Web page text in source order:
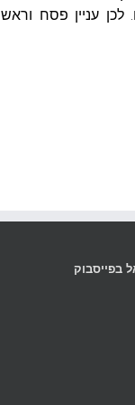
עניין פסח וראש
בפייסבוק